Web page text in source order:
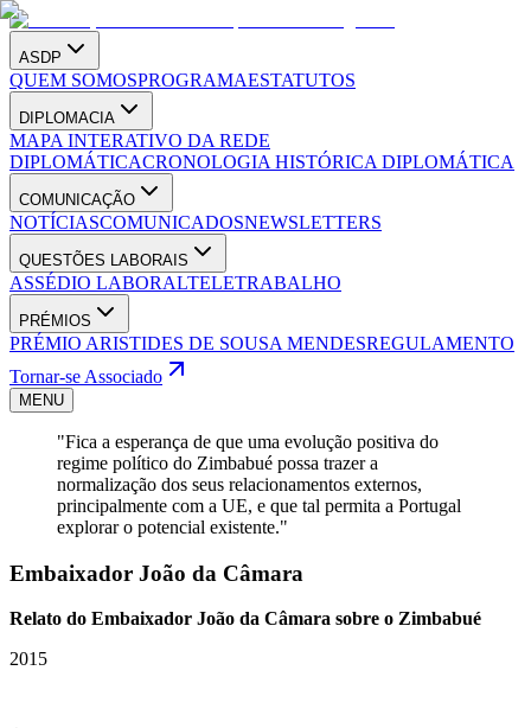
ASDP
QUEM SOMOSPROGRAMAESTATUTOS
DIPLOMACIA
MAPA INTERATIVO DA REDE
DIPLOMÁTICACRONOLOGIA HISTÓRICA DIPLOMÁTICA
COMUNICAÇÃO
NOTÍCIASCOMUNICADOSNEWSLETTERS
QUESTÕES LABORAIS
ASSÉDIO LABORALTELETRABALHO
PRÉMIOS
PRÉMIO ARISTIDES DE SOUSA MENDESREGULAMENTO
Tornar-se Associado
MENU
"Fica a esperança de que uma evolução positiva do
regime político do Zimbabué possa trazer a
normalização dos seus relacionamentos externos,
principalmente com a UE, e que tal permita a Portugal
explorar o potencial existente."
Embaixador João da Câmara
Relato do Embaixador João da Câmara sobre o Zimbabué
2015